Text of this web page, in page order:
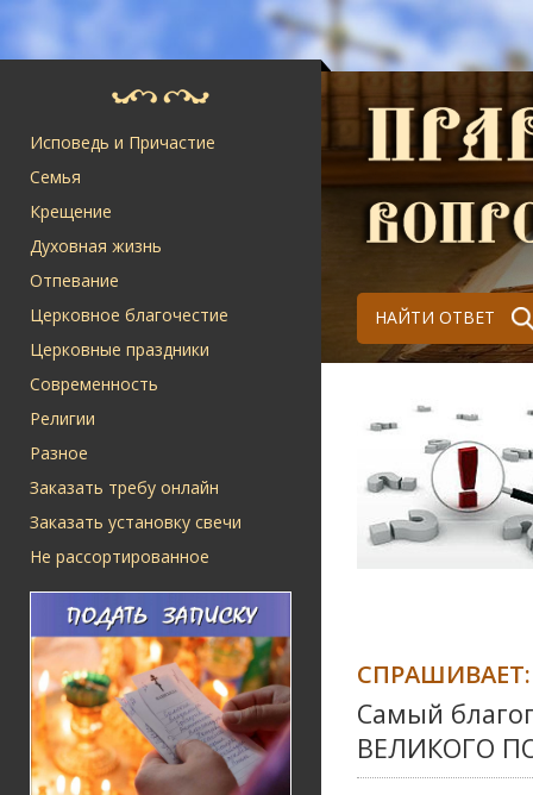
Исповедь и Причастие
Семья
Крещение
Духовная жизнь
Отпевание
Церковное благочестие
Церковные праздники
Современность
Религии
Разное
Заказать требу онлайн
Заказать установку свечи
Не рассортированное
НАЙТИ ОТВЕТ
СПРАШИВАЕТ:
Самый
ВЕЛИКОГО